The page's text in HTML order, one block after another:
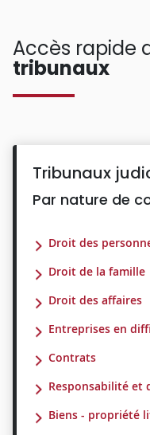
Accès rapide
tribunaux
Tribunaux
Par nature de
Droit des
Droit de la famille
Droit des affaires
Entreprises en
Contrats
Responsabilité et
Biens - propriété